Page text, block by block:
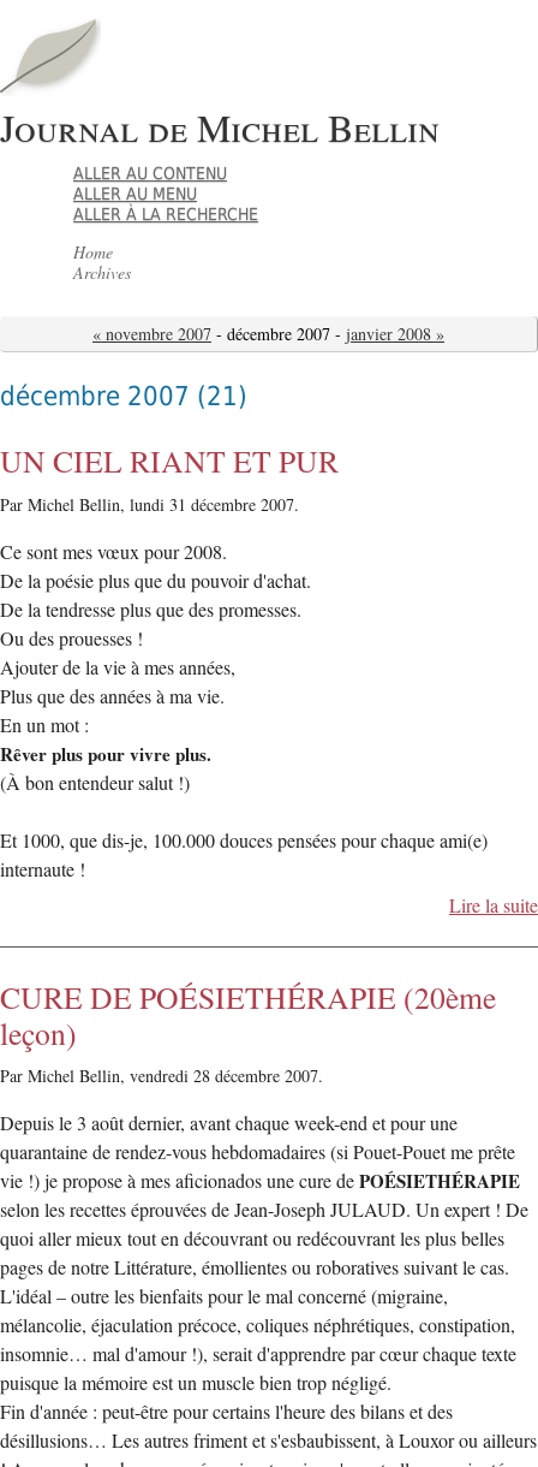
Journal de Michel Bellin
ALLER AU CONTENU
ALLER AU MENU
ALLER À LA RECHERCHE
Home
Archives
« novembre 2007 - décembre 2007 - janvier 2008 »
décembre 2007 (21)
UN CIEL RIANT ET PUR
Par Michel Bellin, lundi 31 décembre 2007.
Ce sont mes vœux pour 2008.
De la poésie plus que du pouvoir d'achat.
De la tendresse plus que des promesses.
Ou des prouesses !
Ajouter de la vie à mes années,
Plus que des années à ma vie.
En un mot :
Rêver plus pour vivre plus.
(À bon entendeur salut !)
Et 1000, que dis-je, 100.000 douces pensées pour chaque ami(e)
internaute !
Lire la suite
CURE DE POÉSIETHÉRAPIE (20ème
leçon)
Par Michel Bellin, vendredi 28 décembre 2007.
Depuis le 3 août dernier, avant chaque week-end et pour une
quarantaine de rendez-vous hebdomadaires (si Pouet-Pouet me prête
vie !) je propose à mes aficionados une cure dePOÉSIETHÉRAPIE
selon les recettes éprouvées de Jean-Joseph JULAUD. Un expert ! De
quoi aller mieux tout en découvrant ou redécouvrant les plus belles
pages de notre Littérature, émollientes ou roboratives suivant le cas.
L'idéal – outre les bienfaits pour le mal concerné (migraine,
mélancolie, éjaculation précoce, coliques néphrétiques, constipation,
insomnie… mal d'amour !), serait d'apprendre par cœur chaque texte
puisque la mémoire est un muscle bien trop négligé.
Fin d'année : peut-être pour certains l'heure des bilans et des
désillusions… Les autres friment et s'esbaubissent, à Louxor ou ailleurs